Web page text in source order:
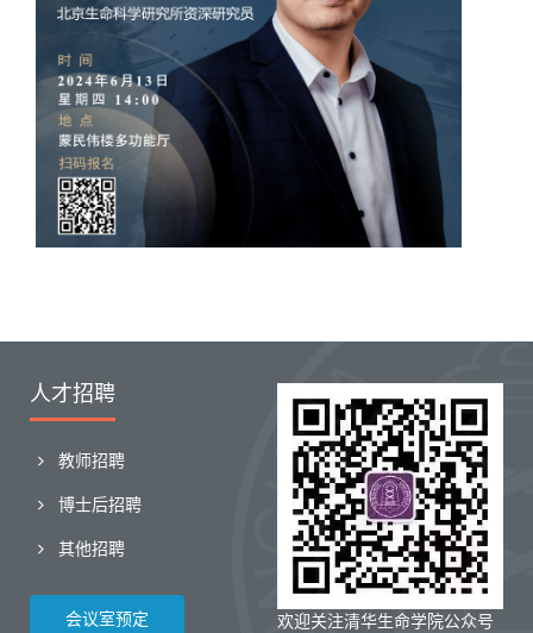
欢迎关注清华生命学院公众号
人才招聘
教师招聘
博士后招聘
其他招聘
会议室预定